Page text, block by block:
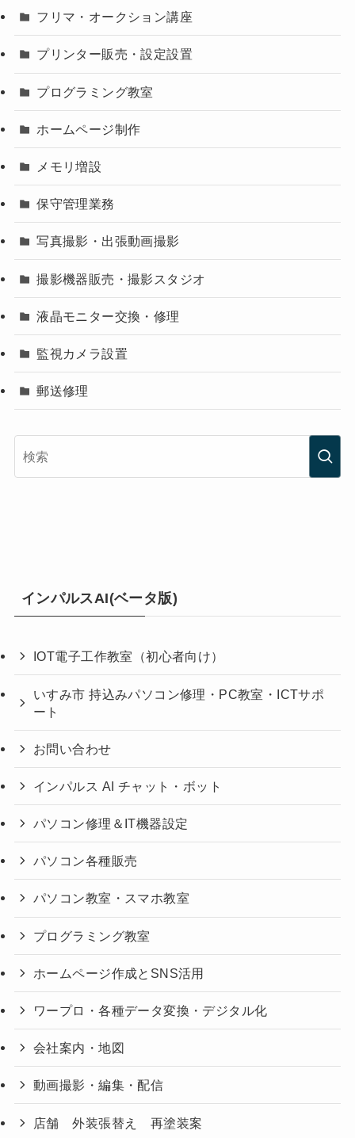
フリマ・オークション講座
プリンター販売・設定設置
プログラミング教室
ホームページ制作
メモリ増設
保守管理業務
写真撮影・出張動画撮影
撮影機器販売・撮影スタジオ
液晶モニター交換・修理
監視カメラ設置
郵送修理
インパルスAI(ベータ版)
IOT電子工作教室（初心者向け）
いすみ市 持込みパソコン修理・PC教室・ICTサポ
ート
お問い合わせ
インパルス AI チャット・ボット
パソコン修理＆IT機器設定
パソコン各種販売
パソコン教室・スマホ教室
プログラミング教室
ホームページ作成とSNS活用
ワープロ・各種データ変換・デジタル化
会社案内・地図
動画撮影・編集・配信
店舗 外装張替え 再塗装案